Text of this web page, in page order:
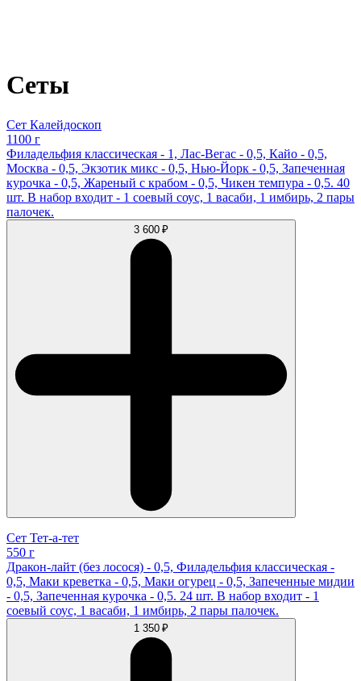
Сеты
Сет Калейдоскоп
1100 г
Филадельфия классическая - 1, Лас-Вегас - 0,5, Кайо - 0,5,
Москва - 0,5, Экзотик микс - 0,5, Нью-Йорк - 0,5, Запеченная
курочка - 0,5, Жареный с крабом - 0,5, Чикен темпура - 0,5. 40
шт. В набор входит - 1 соевый соус, 1 васаби, 1 имбирь, 2 пары
палочек.
3 600 ₽
Сет Тет-а-тет
550 г
Дракон-лайт (без лосося) - 0,5, Филадельфия классическая -
0,5, Маки креветка - 0,5, Маки огурец - 0,5, Запеченные мидии
- 0,5, Запеченная курочка - 0,5. 24 шт. В набор входит - 1
соевый соус, 1 васаби, 1 имбирь, 2 пары палочек.
1 350 ₽